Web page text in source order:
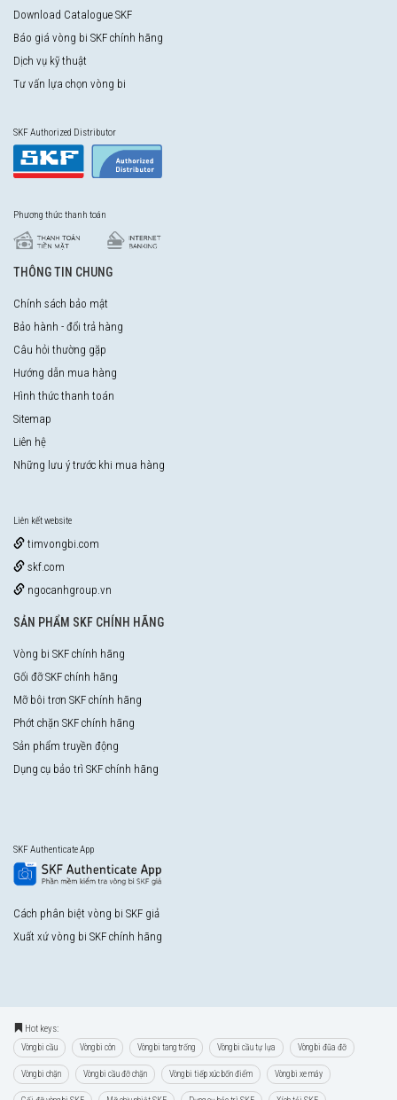
Download Catalogue SKF
Báo giá vòng bi SKF chính hãng
Dịch vụ kỹ thuật
Tư vấn lựa chọn vòng bi
SKF Authorized Distributor
Phương thức thanh toán
THÔNG TIN CHUNG
Chính sách bảo mật
Bảo hành - đổi trả hàng
Câu hỏi thường gặp
Hướng dẫn mua hàng
Hình thức thanh toán
Sitemap
Liên hệ
Những lưu ý trước khi mua hàng
Liên kết website
timvongbi.com
skf.com
ngocanhgroup.vn
SẢN PHẨM SKF CHÍNH HÃNG
Vòng bi SKF chính hãng
Gối đỡ SKF chính hãng
Mỡ bôi trơn SKF chính hãng
Phớt chặn SKF chính hãng
Sản phẩm truyền động
Dụng cụ bảo trì SKF chính hãng
SKF Authenticate App
Cách phân biệt vòng bi SKF giả
Xuất xứ vòng bi SKF chính hãng
Hot keys:
Vòng bi cầu Vòng bi côn Vòng bi tang trống Vòng bi cầu tự lựa Vòng bi đũa đỡ
Vòng bi chặn Vòng bi cầu đỡ chặn Vòng bi tiếp xúc bốn điểm Vòng bi xe máy